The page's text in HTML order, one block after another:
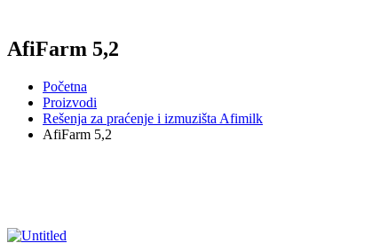
AfiFarm 5,2
Početna
Proizvodi
Rešenja za praćenje i izmuzišta Afimilk
AfiFarm 5,2